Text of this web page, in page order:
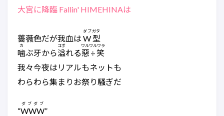
大宮に降臨 Fallin' HIMEHINAは
薔薇色だが我血は W 型
ダブガタ
噛
カ
ぶ牙から溢
コボ
れる惡÷笑
ワルワルワラ
我々今夜はリアルもネットも
わらわら集まりお祭り騒ぎだ
“WWW
ダブダブ
”